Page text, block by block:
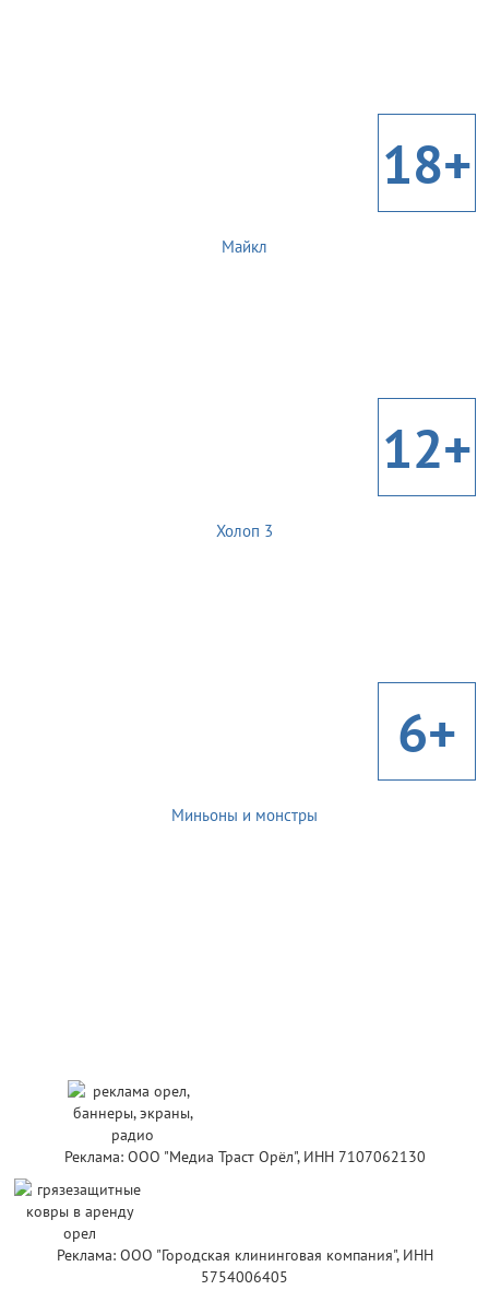
18+
Майкл
12+
Холоп 3
6+
Миньоны и монстры
Реклама: ООО "Медиа Траст Орёл", ИНН 7107062130
Реклама: ООО "Городская клининговая компания", ИНН
5754006405